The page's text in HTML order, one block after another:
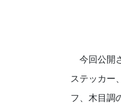
今回公開
ステッカー
フ、木目調